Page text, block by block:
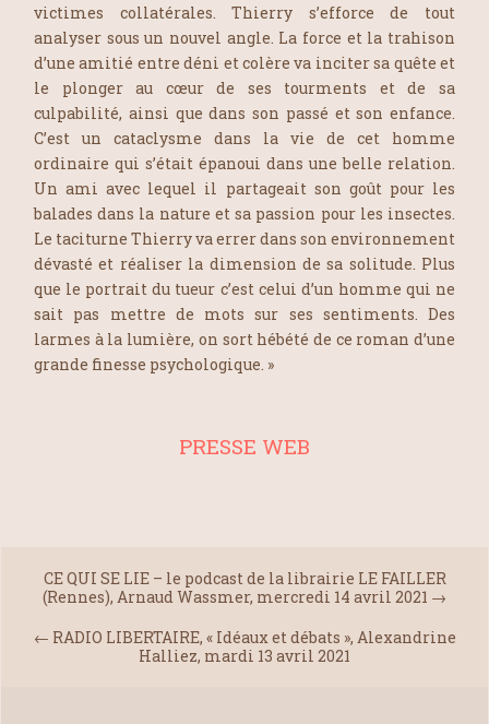
victimes collatérales. Thierry s’efforce de tout
analyser sous un nouvel angle. La force et la trahison
d’une amitié entre déni et colère va inciter sa quête et
le plonger au cœur de ses tourments et de sa
culpabilité, ainsi que dans son passé et son enfance.
C’est un cataclysme dans la vie de cet homme
ordinaire qui s’était épanoui dans une belle relation.
Un ami avec lequel il partageait son goût pour les
balades dans la nature et sa passion pour les insectes.
Le taciturne Thierry va errer dans son environnement
dévasté et réaliser la dimension de sa solitude. Plus
que le portrait du tueur c’est celui d’un homme qui ne
sait pas mettre de mots sur ses sentiments. Des
larmes à la lumière, on sort hébété de ce roman d’une
grande finesse psychologique. »
PRESSE WEB
CE QUI SE LIE – le podcast de la librairie LE FAILLER
(Rennes), Arnaud Wassmer, mercredi 14 avril 2021 →
← RADIO LIBERTAIRE, « Idéaux et débats », Alexandrine
Halliez, mardi 13 avril 2021